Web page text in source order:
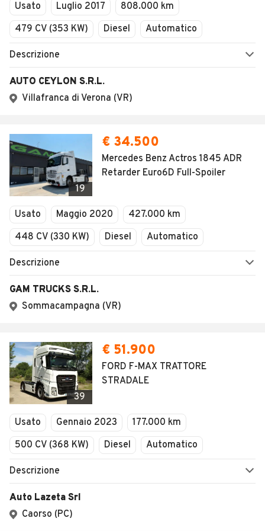
Usato Luglio 2017
808.000 km
479 CV (353 KW)
Diesel Automatico
Descrizione
AUTO CEYLON S.R.L.
Villafranca di Verona (VR)
19
€ 34.500
Mercedes Benz Actros 1845 ADR
Retarder Euro6D Full-Spoiler
Usato Maggio 2020
427.000 km
448 CV (330 KW)
Diesel Automatico
Descrizione
GAM TRUCKS S.R.L.
Sommacampagna (VR)
39
€ 51.900
FORD F-MAX TRATTORE
STRADALE
Usato Gennaio 2023
177.000 km
500 CV (368 KW)
Diesel Automatico
Descrizione
Auto Lazeta Srl
Caorso (PC)